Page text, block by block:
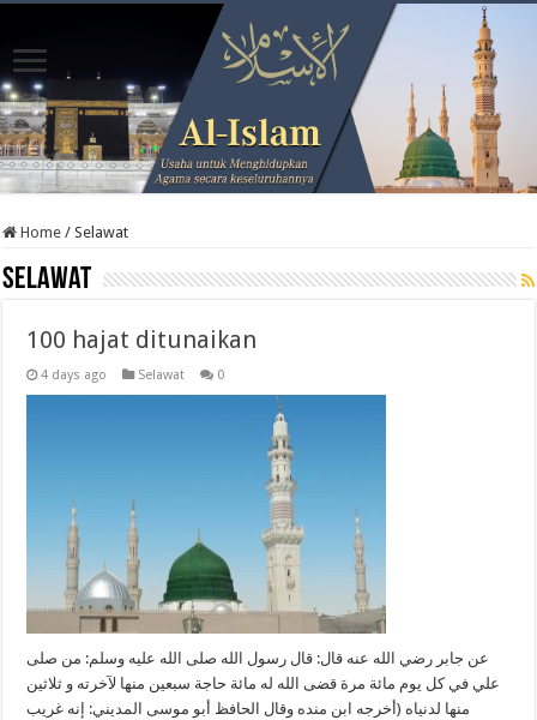
Home / Selawat
Selawat
100 hajat ditunaikan
4 days ago Selawat 0
عن جابر رضي الله عنه قال: قال رسول الله صلى الله عليه وسلم: من صلى
علي في كل يوم مائة مرة قضى الله له مائة حاجة سبعين منها لآخرته و ثلاثين
منها لدنياه (أخرجه ابن منده وقال الحافظ أبو موسى المديني: إنه غريب